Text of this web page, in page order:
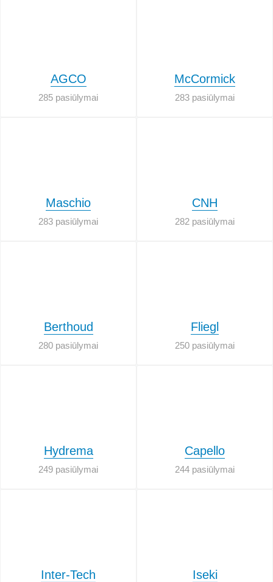
AGCO
285 pasiūlymai
McCormick
283 pasiūlymai
Maschio
283 pasiūlymai
CNH
282 pasiūlymai
Berthoud
280 pasiūlymai
Fliegl
250 pasiūlymai
Hydrema
249 pasiūlymai
Capello
244 pasiūlymai
Inter-Tech Iseki